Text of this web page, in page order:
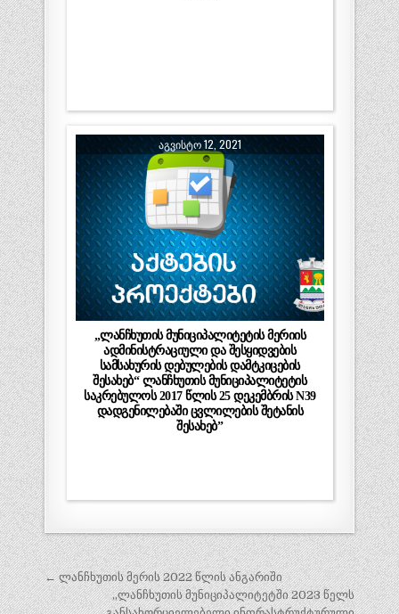
ᲐᲒᲕᲘᲡᲢᲝ 12, 2021
„ლანჩხუთის მუნიციპალიტეტის მერიის
ადმინისტრაციული და შესყიდვების
სამსახურის დებულების დამტკიცების
შესახებ“ ლანჩხუთის მუნიციპალიტეტის
საკრებულოს 2017 წლის 25 დეკემბრის N39
დადგენილებაში ცვლილების შეტანის
შესახებ”
პოსტის
ნავიგაცია
← ლანჩხუთის მერის 2022 წლის ანგარიში
,,ლანჩხუთის მუნიციპალიტეტში 2023 წელს